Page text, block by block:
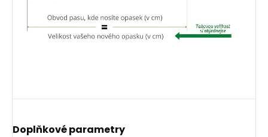
Doplňkové parametry